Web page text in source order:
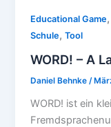
Educational Game
Schule,Tool
WORD! – A
Daniel Behnke /
WORD! ist ein